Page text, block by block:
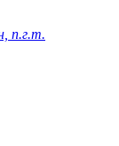
п.г.т.